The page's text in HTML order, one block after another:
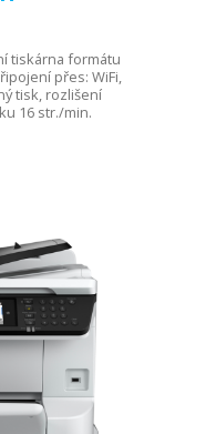
tiskárna formátu
přes: WiFi,
tisk, rozlišení
16 str./min.